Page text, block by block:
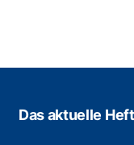
Das aktuelle Heft